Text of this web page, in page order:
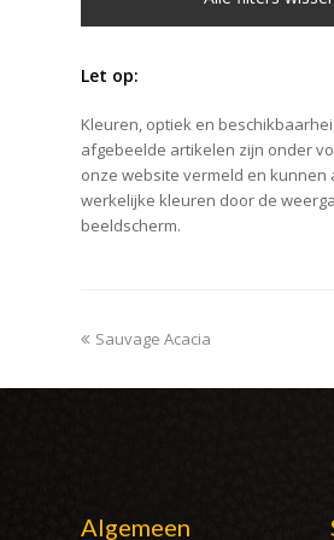
Let op:
Kleuren, optiek en
afgebeelde artikelen zijn onder
onze website vermeld en kunnen
werkelijke kleuren door de
beeldscherm.
previous
Sauvage Acacia
Algemeen